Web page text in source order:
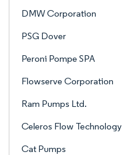
DMW Corporation
PSG Dover
Peroni Pompe SPA
Flowserve Corporation
Ram Pumps Ltd.
Celeros Flow Technology
Cat Pumps